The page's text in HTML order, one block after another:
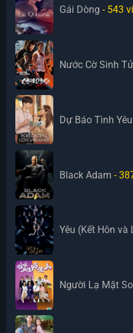
Gái Dòng - 543
Nước Cờ Sinh
Dự Báo Tình
Black Adam -
Yêu (Kết Hôn và
Người Lạ Mặt